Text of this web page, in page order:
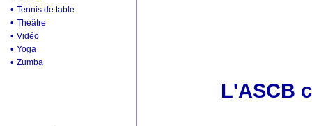
• Tennis de table
• Théâtre
• Vidéo
• Yoga
• Zumba
L'ASCB